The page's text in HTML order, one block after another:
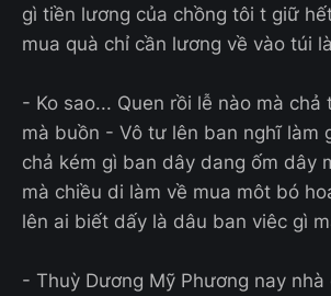
gì tiền lương của chồng tôi t giữ
mua quà chỉ cần lương về vào túi
- Ko sao... Quen rồi lễ nào mà chả
mà buồn - Vô tư lên ban nghĩ làm
chả kém gì ban dây dang ốm dây
mà chiều di làm về mua môt bó
lên ai biết dấy là dâu ban viêc gì
- Thuỳ Dương Mỹ Phương nay nhà